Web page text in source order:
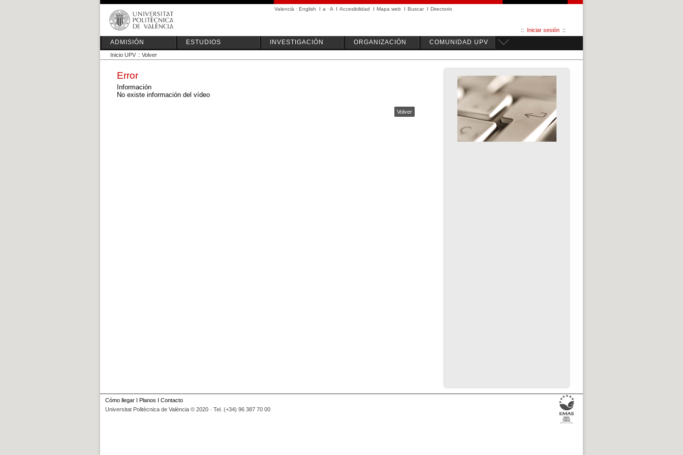
Valencià · English I a ·A I Accesibilidad I Mapa web I Buscar I Directorio
:: Iniciar sesión ::
ADMISIÓN ESTUDIOS INVESTIGACIÓN ORGANIZACIÓN COMUNIDAD UPV
Inicio UPV :: Volver
Error
Información
No existe información del vídeo
Volver
Cómo llegar I Planos I Contacto
Universitat Politècnica de València © 2020 · Tel. (+34) 96 387 70 00